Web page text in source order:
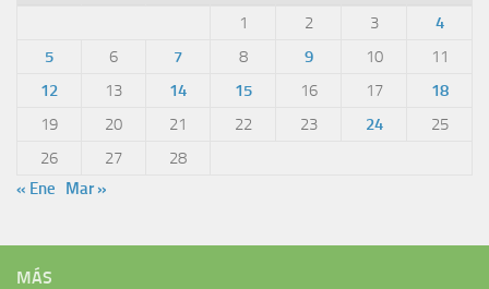
1
2 3
4
5
6 7 8 9 10
11
12
13 14 15 16 17
18
19
20 21 22 23 24
25
26
27
28
« Ene
Mar »
MÁS